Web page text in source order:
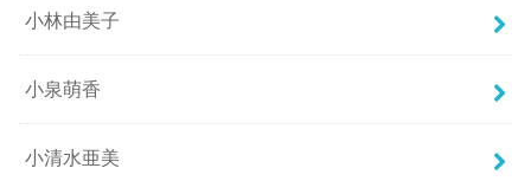
小林由美子
小泉萌香
小清水亜美